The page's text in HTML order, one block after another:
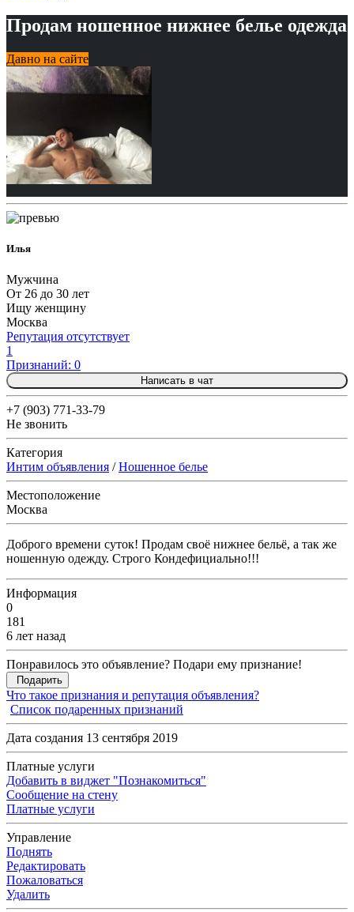
Продам ношенное нижнее белье одежда
Давно на сайте
Илья
Мужчина
От 26 до 30 лет
Ищу женщину
Москва
Репутация отсутствует
1
Признаний: 0
Написать в чат
+7 (903) 771-33-79
Не звонить
Категория
Интим объявления /Ношенное белье
Местоположение
Москва
Доброго времени суток! Продам своё нижнее бельё, а так же
ношенную одежду. Строго Кондефициально!!!
Информация
0
181
6 лет назад
Понравилось это объявление? Подари ему признание!
Подарить
Что такое признания и репутация объявления?
Список подаренных признаний
Дата создания 13 сентября 2019
Платные услуги
Добавить в виджет "Познакомиться"
Сообщение на стену
Платные услуги
Управление
Поднять
Редактировать
Пожаловаться
Удалить